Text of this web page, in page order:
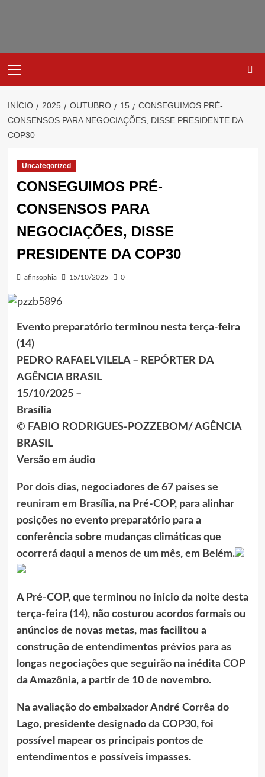
Menu
INÍCIO 2025 OUTUBRO 15
CONSEGUIMOS PRÉ-
CONSENSOS PARA NEGOCIAÇÕES, DISSE PRESIDENTE DA
COP30
Uncategorized
CONSEGUIMOS PRÉ-
CONSENSOS PARA
NEGOCIAÇÕES, DISSE
PRESIDENTE DA COP30
afinsophia 15/10/2025 0
Evento preparatório terminou nesta terça-feira
(14)
PEDRO RAFAEL VILELA – REPÓRTER DA
AGÊNCIA BRASIL
15/10/2025 –
Brasília
© FABIO RODRIGUES-POZZEBOM/ AGÊNCIA
BRASIL
Versão em áudio
Por dois dias,negociadores de 67 países se
reuniram em Brasília, na Pré-COP, para alinhar
posições no evento preparatório para a
conferência sobre mudanças climáticas que
ocorrerá daqui a menos de um mês, em Belém.
A Pré-COP, que terminou no início da noite desta
terça-feira (14), não costurou acordos formais ou
anúncios de novas metas, mas facilitou a
construção de entendimentos prévios para as
longas negociações que seguirão na inédita COP
da Amazônia, a partir de 10 de novembro.
Na avaliação do embaixador André Corrêa do
Lago, presidente designado da COP30, foi
possível mapear os principais pontos de
entendimentos e possíveis impasses.